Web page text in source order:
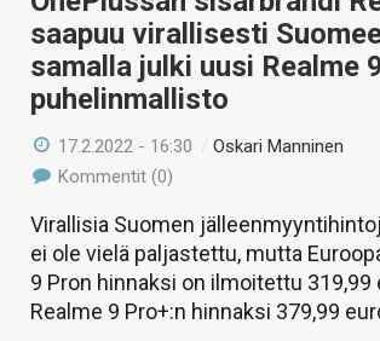
HAKU
saapuu virallisesti
samalla julki uusi Realme
puhelinmallisto
17.2.2022 - 16:30 /Oskari Manninen
Kommentit (0)
Virallisia Suomen
ei ole vielä paljastettu, mutta
9 Pron hinnaksi on ilmoitettu 319,99
Realme 9 Pro+:n hinnaksi 379,99